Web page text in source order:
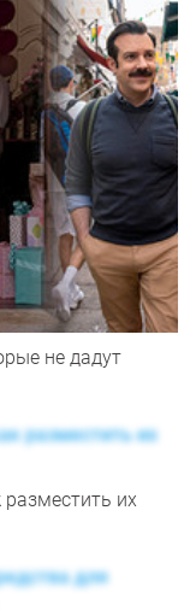
не дадут
разместить их